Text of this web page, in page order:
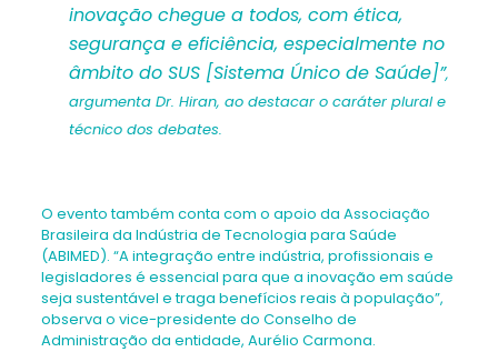
inovação chegue a todos, com ética,
segurança e eficiência, especialmente no
âmbito do SUS [Sistema Único de Saúde]”,
argumenta Dr. Hiran, ao destacar o caráter plural e
técnico dos debates.
O evento também conta com o apoio da Associação
Brasileira da Indústria de Tecnologia para Saúde
(ABIMED). “A integração entre indústria, profissionais e
legisladores é essencial para que a inovação em saúde
seja sustentável e traga benefícios reais à população”,
observa o vice-presidente do Conselho de
Administração da entidade, Aurélio Carmona.